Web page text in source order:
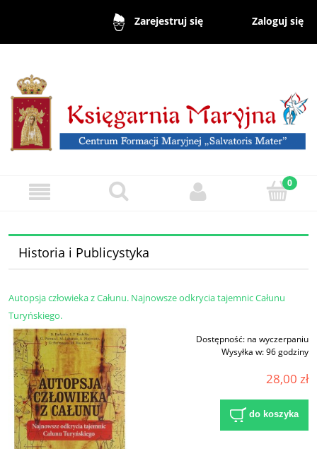
Zarejestruj się Zaloguj się
Historia i Publicystyka
Autopsja człowieka z Całunu. Najnowsze odkrycia tajemnic Całunu
Turyńskiego.
Dostępność: na wyczerpaniu
Wysyłka w:96 godziny
28,00 zł
do koszyka